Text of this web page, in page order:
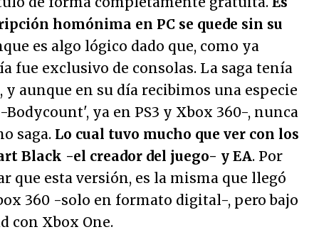
homónima en PC se quede sin su
es algo lógico dado que, como ya
fue exclusivo de consolas. La saga tenía
aunque en su día recibimos una especie
ya en PS3 y Xbox 360-, nunca
saga. Lo cual tuvo mucho que ver con los
Black -el creador del juego- y EA. Por
que esta versión, es la misma que llegó
360 -solo en formato digital-, pero bajo
con Xbox One.